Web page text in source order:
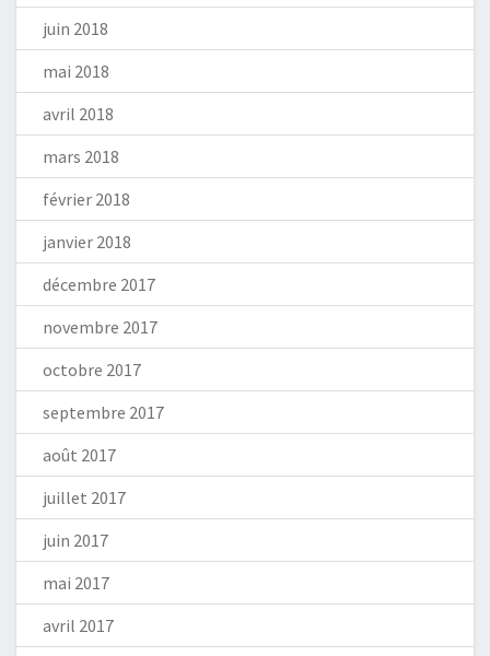
juin 2018
mai 2018
avril 2018
mars 2018
février 2018
janvier 2018
décembre 2017
novembre 2017
octobre 2017
septembre 2017
août 2017
juillet 2017
juin 2017
mai 2017
avril 2017